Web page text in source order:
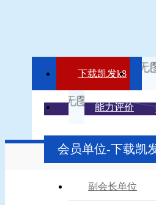
下载凯发k8
能力评价
会员单位-下载凯
副会长单位